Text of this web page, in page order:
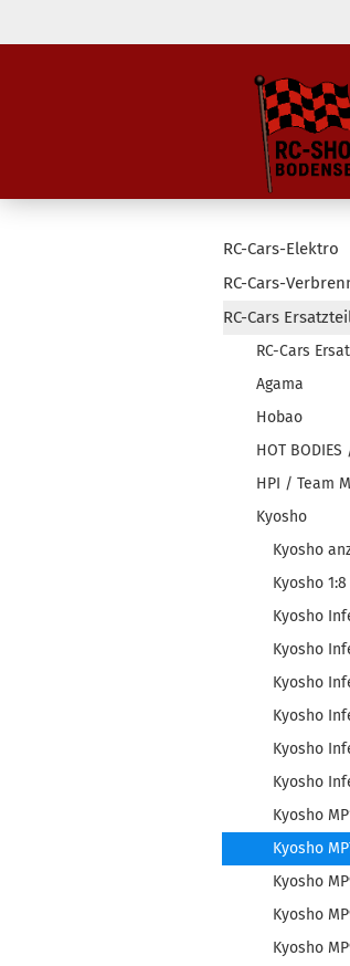
RC-Cars-Elektro
RC-Cars-
RC-Cars
RC-Cars
Agama
Hobao
HOT
HPI / Team
Kyosho
Kyosho
Kyosho
Kyosho
Kyosho
Kyosho
Kyosho
Kyosho
Kyosho
Kyosho
Kyosho
Kyosho
Kyosho
Kyosho